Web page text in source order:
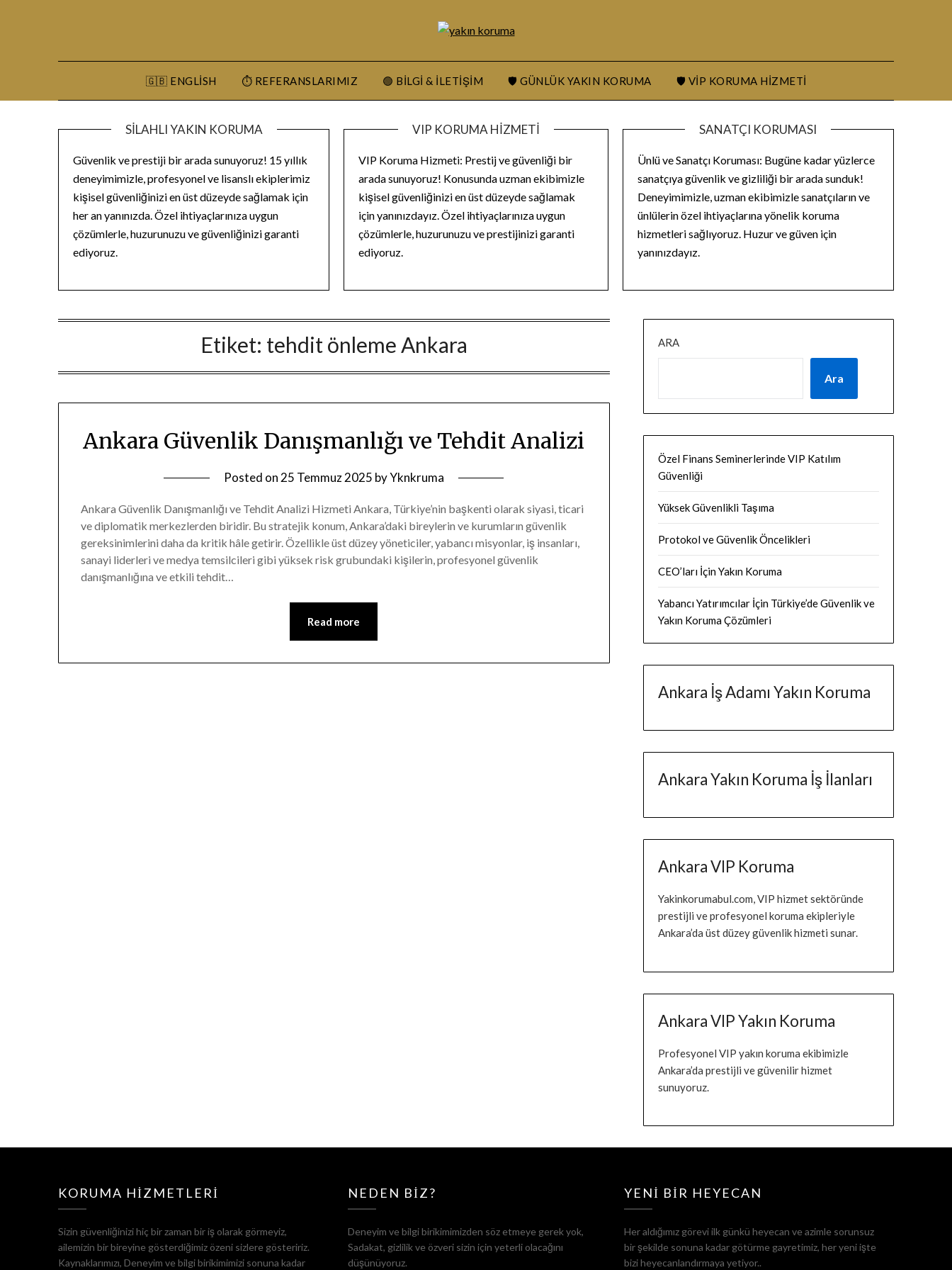
🇬🇧 ENGLISH ⏱️ REFERANSLARIMIZ 🟢 BILGI & İLETIŞIM 🛡️ GÜNLÜK YAKIN KORUMA 🛡️ VIP KORUMA HIZMETI
SILAHLI YAKIN KORUMA
Güvenlik ve prestiji bir arada sunuyoruz! 15 yıllık
deneyimimizle, profesyonel ve lisanslı ekiplerimiz
kişisel güvenliğinizi en üst düzeyde sağlamak için
her an yanınızda. Özel ihtiyaçlarınıza uygun
çözümlerle, huzurunuzu ve güvenliğinizi garanti
ediyoruz.
VIP KORUMA HIZMETI
VIP Koruma Hizmeti: Prestij ve güvenliği bir
arada sunuyoruz! Konusunda uzman ekibimizle
kişisel güvenliğinizi en üst düzeyde sağlamak
için yanınızdayız. Özel ihtiyaçlarınıza uygun
çözümlerle, huzurunuzu ve prestijinizi garanti
ediyoruz.
SANATÇI KORUMASI
Ünlü ve Sanatçı Koruması: Bugüne kadar yüzlerce
sanatçıya güvenlik ve gizliliği bir arada sunduk!
Deneyimimizle, uzman ekibimizle sanatçıların ve
ünlülerin özel ihtiyaçlarına yönelik koruma
hizmetleri sağlıyoruz. Huzur ve güven için
yanınızdayız.
Etiket: tehdit önleme Ankara
Ankara Güvenlik Danışmanlığı ve Tehdit Analizi
Posted on 25 Temmuz 2025 byYknkruma
Ankara Güvenlik Danışmanlığı ve Tehdit Analizi Hizmeti Ankara, Türkiye’nin başkenti olarak siyasi, ticari
ve diplomatik merkezlerden biridir. Bu stratejik konum, Ankara’daki bireylerin ve kurumların güvenlik
gereksinimlerini daha da kritik hâle getirir. Özellikle üst düzey yöneticiler, yabancı misyonlar, iş insanları,
sanayi liderleri ve medya temsilcileri gibi yüksek risk grubundaki kişilerin, profesyonel güvenlik
danışmanlığına ve etkili tehdit…
Read more
ARA
Ara
Özel Finans Seminerlerinde VIP Katılım
Güvenliği
Yüksek Güvenlikli Taşıma
Protokol ve Güvenlik Öncelikleri
CEO’ları İçin Yakın Koruma
Yabancı Yatırımcılar İçin Türkiye’de Güvenlik ve
Yakın Koruma Çözümleri
Ankara İş Adamı Yakın Koruma
Ankara Yakın Koruma İş İlanları
Ankara VIP Koruma
Yakinkorumabul.com, VIP hizmet sektöründe
prestijli ve profesyonel koruma ekipleriyle
Ankara’da üst düzey güvenlik hizmeti sunar.
Ankara VIP Yakın Koruma
Profesyonel VIP yakın koruma ekibimizle
Ankara’da prestijli ve güvenilir hizmet
sunuyoruz.
KORUMA HIZMETLERI
Sizin güvenliğinizi hiç bir zaman bir iş olarak görmeyiz,
ailemizin bir bireyine gösterdiğimiz özeni sizlere gösteririz.
Kaynaklarımızı, Deneyim ve bilgi birikimimizi sonuna kadar
NEDEN BIZ?
Deneyim ve bilgi birikimimizden söz etmeye gerek yok,
Sadakat, gizlilik ve özveri sizin için yeterli olacağını
düşünüyoruz.
YENI BIR HEYECAN
Her aldığımız görevi ilk günkü heyecan ve azimle sorunsuz
bir şekilde sonuna kadar götürme gayretimiz, her yeni işte
bizi heyecanlandırmaya yetiyor..